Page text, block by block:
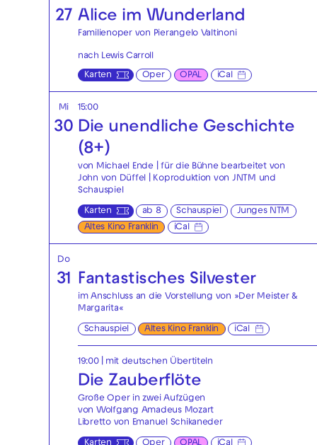
27 Alice im Wunderland
Familienoper von Pierangelo Valtinoni
nach Lewis Carroll
Karten Oper OPAL iCal
Mi
30
15:00
Die unendliche Geschichte
(8+)
von Michael Ende | für die Bühne bearbeitet von
John von Düffel | Koproduktion von JNTM und
Schauspiel
Karten ab 8 Schauspiel
Junges NTM
Altes Kino Franklin
iCal
Do
31 Fantastisches Silvester
im Anschluss an die Vorstellung von »Der Meister &
Margarita«
Schauspiel Altes Kino Franklin iCal
19:00| mit deutschen Übertiteln
Die Zauberflöte
Große Oper in zwei Aufzügen
von Wolfgang Amadeus Mozart
Libretto von Emanuel Schikaneder